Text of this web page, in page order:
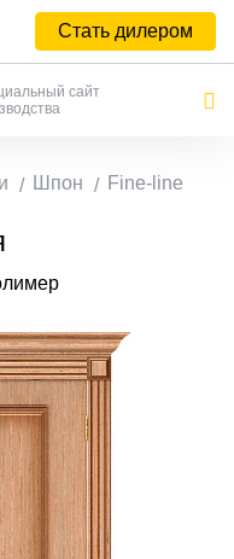
Стать дилером
сайт
Шпон Fine-line